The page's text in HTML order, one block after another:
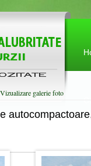
Vizualizare galerie foto